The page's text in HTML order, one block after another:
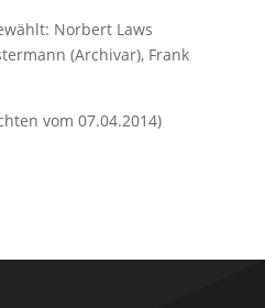
Norbert Laws
(Archivar), Frank
vom 07.04.2014)